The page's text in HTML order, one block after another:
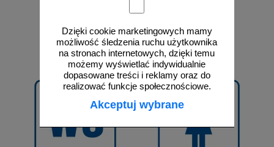
Dzięki cookie marketingowych mamy
możliwość śledzenia ruchu użytkownika
na stronach internetowych, dzięki temu
możemy wyświetlać indywidualnie
dopasowane treści i reklamy oraz do
realizować funkcje społecznościowe.
Akceptuj wybrane
do koszyka do koszyka